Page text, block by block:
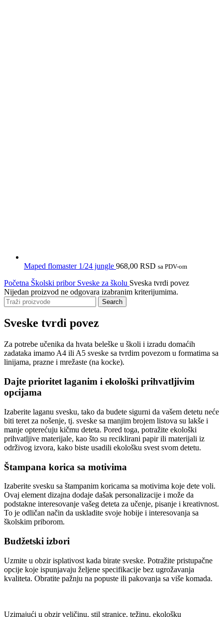
Maped flomaster 1/24 jungle 968,00 RSD sa PDV-om
Početna Školski pribor Sveske za školu Sveska tvrdi povez
Nijedan proizvod ne odgovara izabranim kriterijumima.
Search
Sveske tvrdi povez
Za potrebe učenika da hvata beleške u školi i izradu domaćih
zadataka imamo A4 ili A5 sveske sa tvrdim povezom u formatima sa
linijama, prazne i mrežaste (na kocke).
Dajte prioritet laganim i ekološki prihvatljivim
opcijama
Izaberite laganu svesku, tako da budete sigurni da vašem detetu neće
biti teret za nošenje, tj. sveske sa manjim brojem listova su lakše i
manje opterećuju kičmu deteta. Pored toga, potražite ekološki
prihvatljive materijale, kao što su reciklirani papir ili materijali iz
održivog izvora, kako biste usadili ekološku svest svom detetu.
Štampana korica sa motivima
Izaberite svesku sa štampanim koricama sa motivima koje dete voli.
Ovaj element dizajna dodaje dašak personalizacije i može da
podstakne interesovanje vašeg deteta za učenje, pisanje i kreativnost.
To je odličan način da uskladite svoje hobije i interesovanja sa
školskim priborom.
Budžetski izbori
Uzmite u obzir isplativost kada birate sveske. Potražite pristupačne
opcije koje ispunjavaju željene specifikacije bez ugrožavanja
kvaliteta. Obratite pažnju na popuste ili pakovanja sa više komada.
Uzimajući u obzir veličinu, stil stranice, težinu, ekološku